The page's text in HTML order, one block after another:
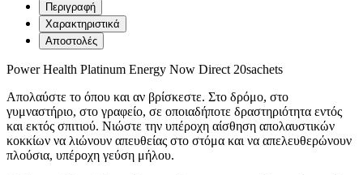
Περιγραφή
Χαρακτηριστικά
Αποστολές
Power Health Platinum Energy Now Direct 20sachets
Απολαύστε το όπου και αν βρίσκεστε. Στο δρόμο, στο
γυμναστήριο, στο γραφείο, σε οποιαδήποτε δραστηριότητα εντός
και εκτός σπιτιού. Νιώστε την υπέροχη αίσθηση απολαυστικών
κοκκίων να λιώνουν απευθείας στο στόμα και να απελευθερώνουν
πλούσια, υπέροχη γεύση μήλου.